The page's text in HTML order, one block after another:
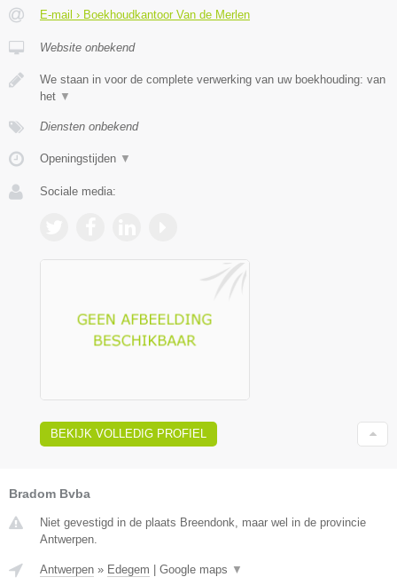
E-mail › Boekhoudkantoor Van de Merlen
Website onbekend
We staan in voor de complete verwerking van uw boekhouding: van
het ▼
Diensten onbekend
Openingstijden ▼
Sociale media:
BEKIJK VOLLEDIG PROFIEL
Bradom Bvba
Niet gevestigd in de plaats Breendonk, maar wel in de provincie
Antwerpen.
Antwerpen » Edegem | Google maps ▼